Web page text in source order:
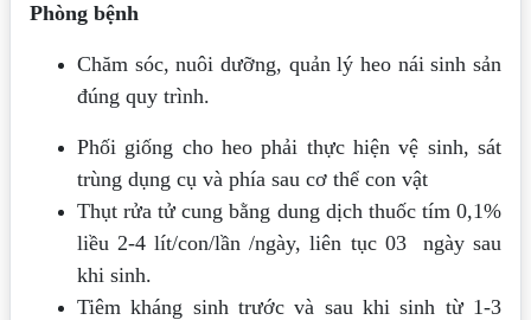
Phòng bệnh
Chăm sóc, nuôi dưỡng, quản lý heo nái sinh sản
đúng quy trình.
Phối giống cho heo phải thực hiện vệ sinh, sát
trùng dụng cụ và phía sau cơ thể con vật
Thụt rửa tử cung bằng dung dịch thuốc tím 0,1%
liều 2-4 lít/con/lần /ngày, liên tục 03 ngày sau
khi sinh.
Tiêm kháng sinh trước và sau khi sinh từ 1-3